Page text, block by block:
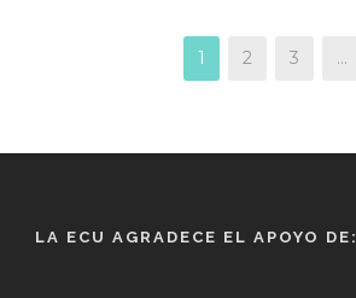
1 2 3 …
LA ECU AGRADECE EL APOYO DE: